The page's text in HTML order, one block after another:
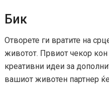
Бик
Отворете ги вратите на
животот. Првиот чекор кон
креативни идеи за
вашиот животен партнер